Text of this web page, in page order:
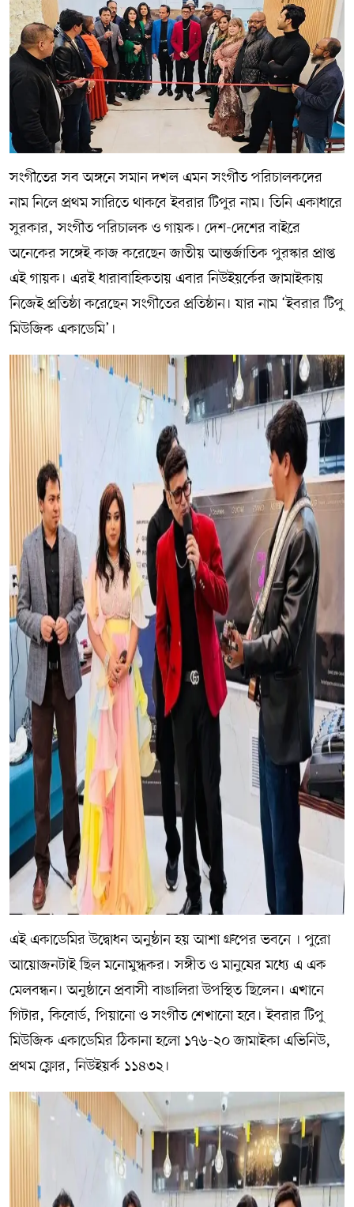
সংগীতের সব অঙ্গনে সমান দখল এমন সংগীত পরিচালকদের
নাম নিলে প্রথম সারিতে থাকবে ইবরার টিপুর নাম। তিনি একাধারে
সুরকার, সংগীত পরিচালক ও গায়ক। দেশ-দেশের বাইরে
অনেকের সঙ্গেই কাজ করেছেন জাতীয় আন্তর্জাতিক পুরস্কার প্রাপ্ত
এই গায়ক। এরই ধারাবাহিকতায় এবার নিউইয়র্কের জামাইকায়
নিজেই প্রতিষ্ঠা করেছেন সংগীতের প্রতিষ্ঠান। যার নাম ‘ইবরার টিপু
মিউজিক একাডেমি’।
এই একাডেমির উদ্বোধন অনুষ্ঠান হয় আশা গ্রুপের ভবনে । পুরো
আয়োজনটাই ছিল মনোমুগ্ধকর। সঙ্গীত ও মানুষের মধ্যে এ এক
মেলবন্ধন। অনুষ্ঠানে প্রবাসী বাঙালিরা উপস্থিত ছিলেন। এখানে
গিটার, কিবোর্ড, পিয়ানো ও সংগীত শেখানো হবে। ইবরার টিপু
মিউজিক একাডেমির ঠিকানা হলো ১৭৬-২০ জামাইকা এভিনিউ,
প্রথম ফ্লোর, নিউইয়র্ক ১১৪৩২।